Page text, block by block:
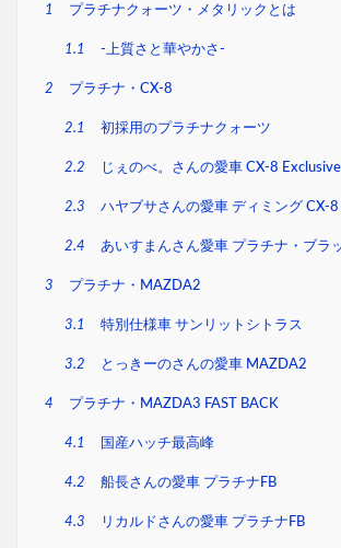
1 プラチナクォーツ・メタリックとは
1.1 -上質さと華やかさ-
2 プラチナ・CX-8
2.1 初採用のプラチナクォーツ
2.2 じぇのべ。さんの愛車 CX-8
2.3 ハヤブサさんの愛車 ディミング CX-8
2.4 あいすまんさん愛車 プラチナ・ブラ
3 プラチナ・MAZDA2
3.1 特別仕様車 サンリットシトラス
3.2 とっきーのさんの愛車 MAZDA2
4 プラチナ・MAZDA3 FAST BACK
4.1 国産ハッチ最高峰
4.2 船長さんの愛車 プラチナFB
4.3 リカルドさんの愛車 プラチナFB